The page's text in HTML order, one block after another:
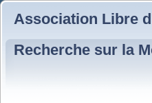
Association Libre
Recherche sur la